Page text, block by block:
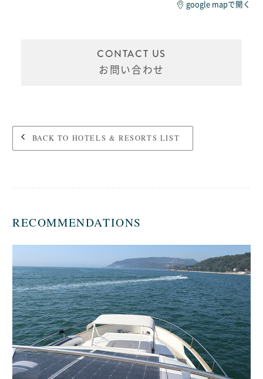
google mapで開く
CONTACT US
お問い合わせ
BACK TO HOTELS & RESORTS LIST
RECOMMENDATIONS